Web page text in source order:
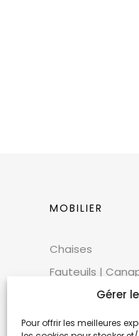
Gérer
Pour offrir les meilleures
MOBILIER
Chaises
Fauteuils |
Mobilier extérieur
Tables